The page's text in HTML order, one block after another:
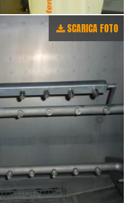
SCARICA FOTO